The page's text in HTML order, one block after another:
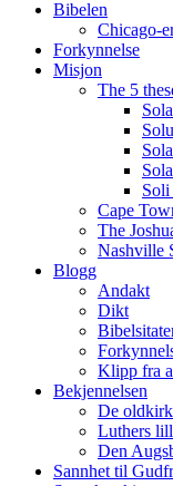
Bibelen
Chicago-
Forkynnelse
Misjon
The 5
Cape
The
Nashville
Blogg
Andakt
Dikt
Klipp fra
Bekjennelsen
De
Luthers
Den
Sannhet til